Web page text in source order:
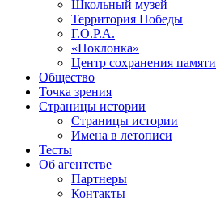
Школьный музей
Территория Победы
Г.О.Р.А.
«Поклонка»
Центр сохранения памяти
Общество
Точка зрения
Страницы истории
Страницы истории
Имена в летописи
Тесты
Об агентстве
Партнеры
Контакты